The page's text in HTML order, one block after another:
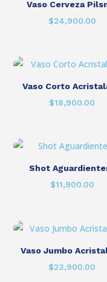
Vaso Cerveza
$24,900.00
Vaso Corto
$18,900.00
Shot
$11,900.00
Vaso Jumbo
$23,900.00